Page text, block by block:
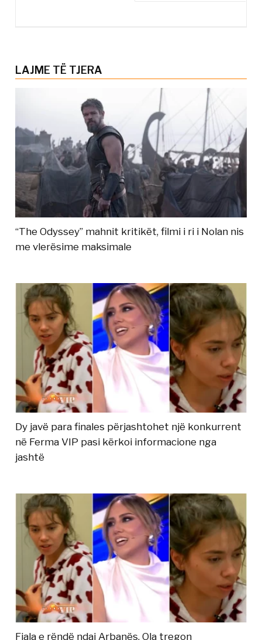
LAJME TË TJERA
“The Odyssey” mahnit kritikët, filmi i ri i Nolan nis
me vlerësime maksimale
Dy javë para finales përjashtohet një konkurrent
në Ferma VIP pasi kërkoi informacione nga
jashtë
Fjala e rëndë ndaj Arbanës, Ola tregon